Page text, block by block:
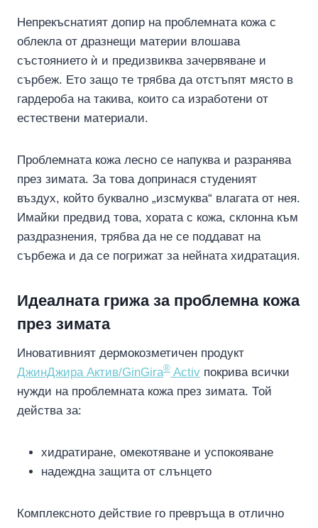
Непрекъснатият допир на проблемната кожа с
облекла от дразнещи материи влошава
състоянието ѝ и предизвиква зачервяване и
сърбеж. Ето защо те трябва да отстъпят място в
гардероба на такива, които са изработени от
естествени материали.
Проблемната кожа лесно се напуква и разранява
през зимата. За това допринася студеният
въздух, който буквално „изсмуква“ влагата от нея.
Имайки предвид това, хората с кожа, склонна към
раздразнения, трябва да не се поддават на
сърбежа и да се погрижат за нейната хидратация.
Идеалната грижа за проблемна кожа
през зимата
Иновативният дермокозметичен продукт
ДжинДжира Актив/GinGira® Activ покрива всички
нужди на проблемната кожа през зимата. Той
действа за:
хидратиране, омекотяване и успокояване
надеждна защита от слънцето
Комплексното действие го превръща в отлично